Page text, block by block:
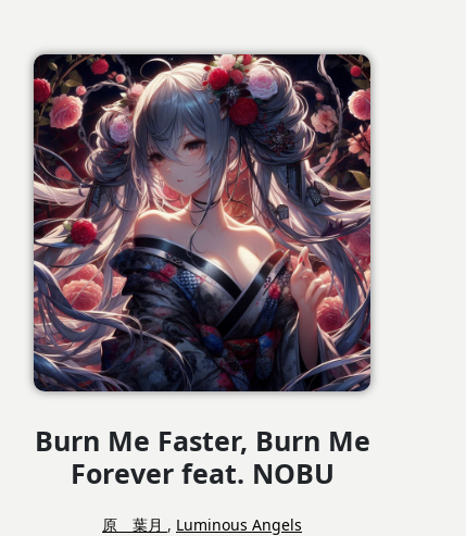
Burn Me Faster, Burn Me
Forever feat. NOBU
原 葉月 , Luminous Angels